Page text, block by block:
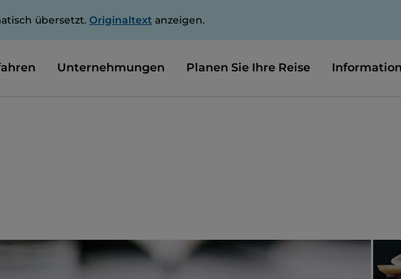
übersetzt. Originaltext anzeigen.
Unternehmungen Planen Sie Ihre Reise